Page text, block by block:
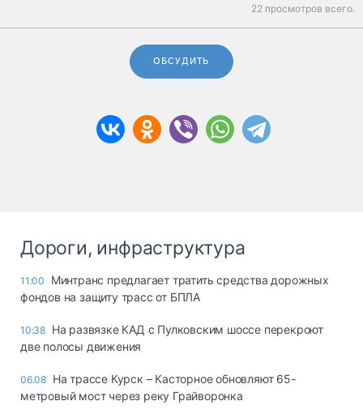
22 просмотров всего.
ОБСУДИТЬ
Дороги, инфраструктура
11:00
Минтранс предлагает тратить средства дорожных
фондов на защиту трасс от БПЛА
10:38 На развязке КАД с Пулковским шоссе перекроют
две полосы движения
06.08 На трассе Курск – Касторное обновляют 65-
метровый мост через реку Грайворонка